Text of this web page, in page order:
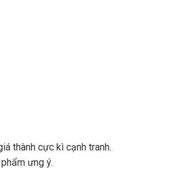
thành cực kì cạnh tranh.
ưng ý.